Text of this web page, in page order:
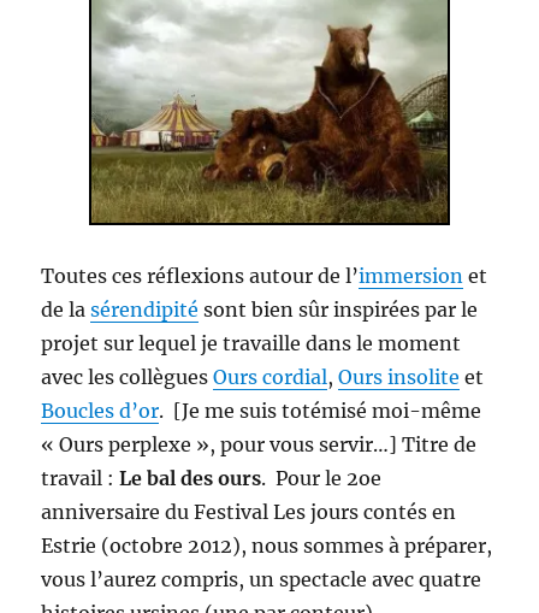
Toutes ces réflexions autour de l’immersion et
de lasérendipité sont bien sûr inspirées par le
projet sur lequel je travaille dans le moment
avec les collèguesOurs cordial,Ours insolite et
Boucles d’or. [Je me suis totémisé moi-même
« Ours perplexe », pour vous servir…] Titre de
travail :Le bal des ours. Pour le 2oe
anniversaire du Festival Les jours contés en
Estrie (octobre 2012), nous sommes à préparer,
vous l’aurez compris, un spectacle avec quatre